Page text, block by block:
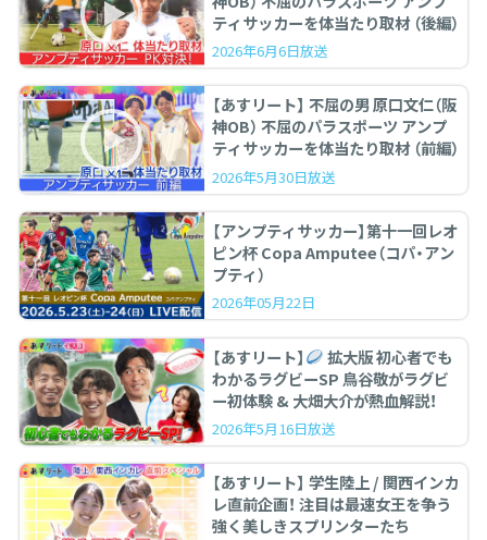
ティサッカーを体当たり取材 （後編）
2026年6月6日放送
【あすリート】 不屈の男 原口文仁（阪
神OB） 不屈のパラスポーツ アンプ
ティサッカーを体当たり取材 （前編）
2026年5月30日放送
【アンプティサッカー】第十一回レオ
ピン杯 Copa Amputee（コパ・アン
プティ）
2026年05月22日
【あすリート】
拡大版 初心者でも
わかるラグビーSP 鳥谷敬がラグビ
ー初体験 & 大畑大介が熱血解説！
2026年5月16日放送
【あすリート】 学生陸上 / 関西インカ
レ直前企画！ 注目は最速女王を争う
強く美しきスプリンターたち